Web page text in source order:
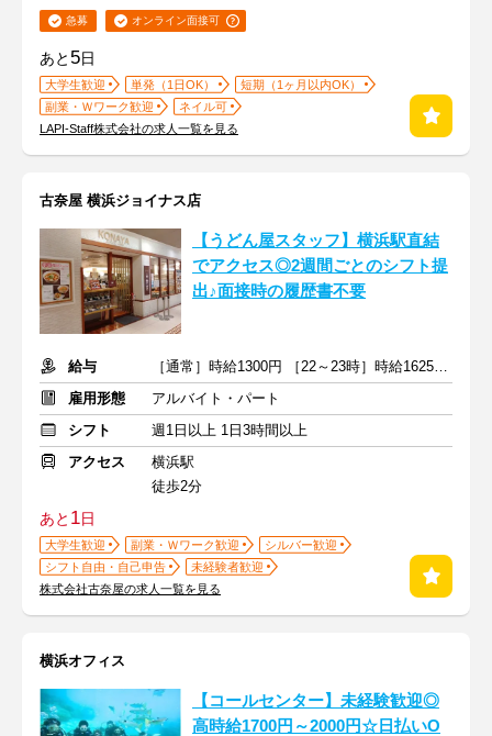
急募 オンライン面接可
あと 5日
大学生歓迎 単発（1日OK）
短期（1ヶ月以内OK）
副業・Ｗワーク歓迎
ネイル可
LAPI-Staff株式会社の求人一覧を見る
古奈屋 横浜ジョイナス店
【うどん屋スタッフ】横浜駅直結
でアクセス◎2週間ごとのシフト提
出♪面接時の履歴書不要
給与
雇用形態
アルバイト・パート
シフト
週1日以上 1日3時間以上
アクセス
横浜駅
徒歩2分
あと 1日
大学生歓迎 副業・Ｗワーク歓迎
シルバー歓迎
シフト自由・自己申告
未経験者歓迎
株式会社古奈屋の求人一覧を見る
横浜オフィス
【コールセンター】未経験歓迎◎
高時給1700円～2000円☆日払いO